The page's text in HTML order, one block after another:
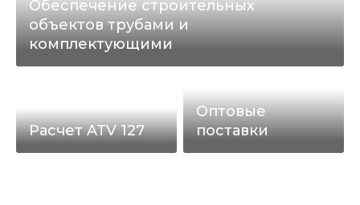
Обеспечение строительных
объектов трубами и
комплектующими
Расчет ATV 127
Оптовые
поставки